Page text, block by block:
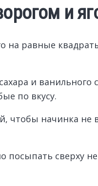
и
на равные
и ванильного
по вкусу.
чтобы начинка не
сверху